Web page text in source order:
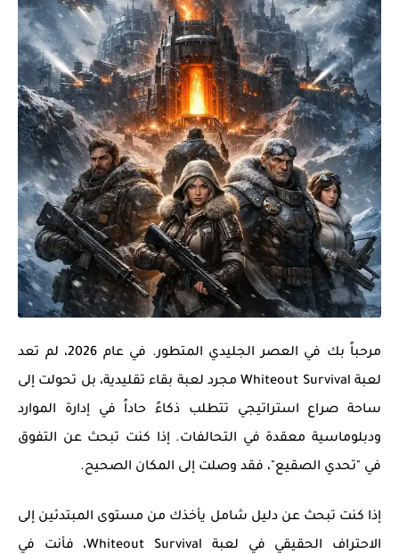
مرحباً بك في العصر الجليدي المتطور. في عام 2026، لم تعد
لعبة Whiteout Survival مجرد لعبة بقاء تقليدية، بل تحولت إلى
ساحة صراع استراتيجي تتطلب ذكاءً حاداً في إدارة الموارد
ودبلوماسية معقدة في التحالفات. إذا كنت تبحث عن التفوق
في "تحدي الصقيع"، فقد وصلت إلى المكان الصحيح.
إذا كنت تبحث عن دليل شامل يأخذك من مستوى المبتدئين إلى
الاحتراف الحقيقي في لعبة Whiteout Survival، فأنت في